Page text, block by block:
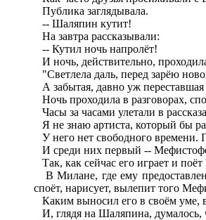
Публика заглядывала.
-- Шаляпин кутит!
На завтра рассказывали:
-- Кутил ночь напролёт!
И ночь, действительно,
"Светлела даль, перед зарёю
А забытая, давно уж
Ночь проходила в разговорах,
Часы за часами улетали в
Я не знаю артиста, который бы
У него нет свободного времени.
И среди них первый --
Так, как сейчас его играет и
В Милане, где ему
споёт, нарисует, вылепит того
Каким выносил его в своём уме,
И, глядя на Шаляпина, думалось,